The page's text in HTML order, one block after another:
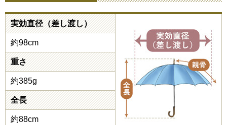
実効直径（差し渡し）
約98cm
重さ
約385g
全長
約88cm